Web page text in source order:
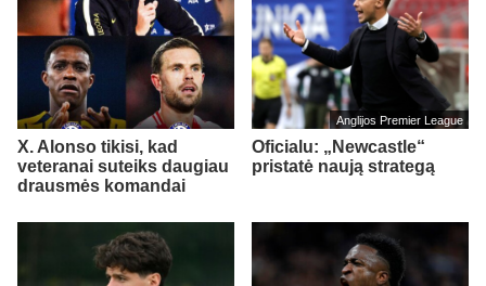
X. Alonso tikisi, kad
veteranai suteiks daugiau
drausmės komandai
Anglijos Premier League
Oficialu: „Newcastle“
pristatė naują strategą